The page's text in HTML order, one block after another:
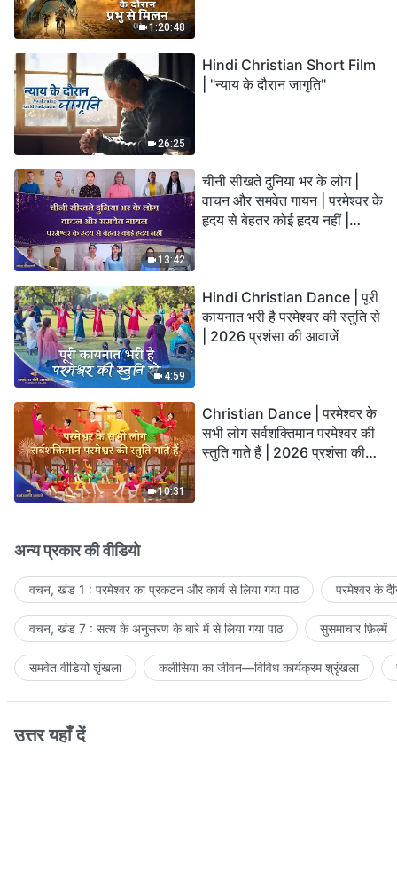
1:20:48
26:25
Hindi Christian Short Film
| "न्याय के दौरान जागृति"
13:42
चीनी सीखते दुनिया भर के लोग |
वाचन और समवेत गायन | परमेश्वर के
हृदय से बेहतर कोई हृदय नहीं |
4:59
Hindi Christian Dance | पूरी
कायनात भरी है परमेश्वर की स्तुति से
| 2026 प्रशंसा की आवाजें
10:31
Christian Dance | परमेश्वर के
सभी लोग सर्वशक्तिमान परमेश्वर की
स्तुति गाते हैं | 2026 प्रशंसा की
अन्य प्रकार की वीडियो
वचन, खंड 1 : परमेश्वर का प्रकटन और कार्य से लिया गया पाठ परमेश्वर के
वचन, खंड 7 : सत्य के अनुसरण के बारे में से लिया गया पाठ सुसमाचार फ़िल्में
समवेत वीडियो शृंखला कलीसिया का जीवन—विविध कार्यक्रम श्रृंखला
उत्तर यहाँ दें